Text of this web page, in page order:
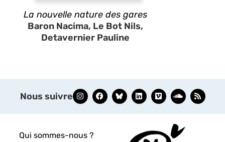
La nouvelle nature des gares
Baron Nacima, Le Bot Nils,
Detavernier Pauline
Nous suivre
Qui sommes-nous ?